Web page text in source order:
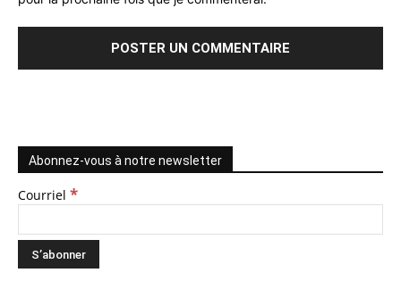
Abonnez-vous à notre newsletter
Courriel *